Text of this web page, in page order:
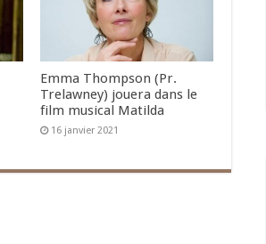
Emma Thompson (Pr.
Trelawney) jouera dans le
film musical Matilda
16 janvier 2021